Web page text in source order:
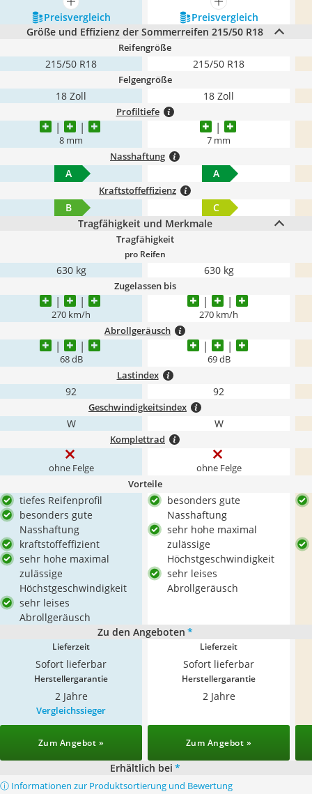
mehr anzeigen
mehr anzeigen
Preis­vergleich
Preis­vergleich
Größe und Effizienz der Sommerreifen 215/50 R18
Reifengröße
215/50 R18 215/50 R18
Felgengröße
18 Zoll 18 Zoll
Profiltiefe
8 mm 7 mm
Nasshaftung
A A
Kraftstoffeffizienz
B
C
Tragfähigkeit und Merkmale
Tragfähigkeit
pro Reifen
630 kg 630 kg
Zugelassen bis
270 km/h 270 km/h
Abrollgeräusch
68 dB 69 dB
Lastindex
92 92
Geschwindigkeitsindex
W W
Komplettrad
ohne Felge ohne Felge
Vorteile
tiefes Reifenprofil
besonders gute
Nasshaftung
kraftstoffeffizient
sehr hohe maximal
zulässige
Höchstgeschwindigkeit
sehr leises
Abrollgeräusch
besonders gute
Nasshaftung
sehr hohe maximal
zulässige
Höchstgeschwindigkeit
sehr leises
Abrollgeräusch
Zu den Angeboten *
Lieferzeit
Sofort lieferbar
Lieferzeit
Sofort lieferbar
Herstellergarantie
2 Jahre
Herstellergarantie
2 Jahre
Vergleichssieger
Zum Angebot » Zum Angebot »
Erhältlich bei *
ⓘ Informationen zur Produktsortierung und Bewertung